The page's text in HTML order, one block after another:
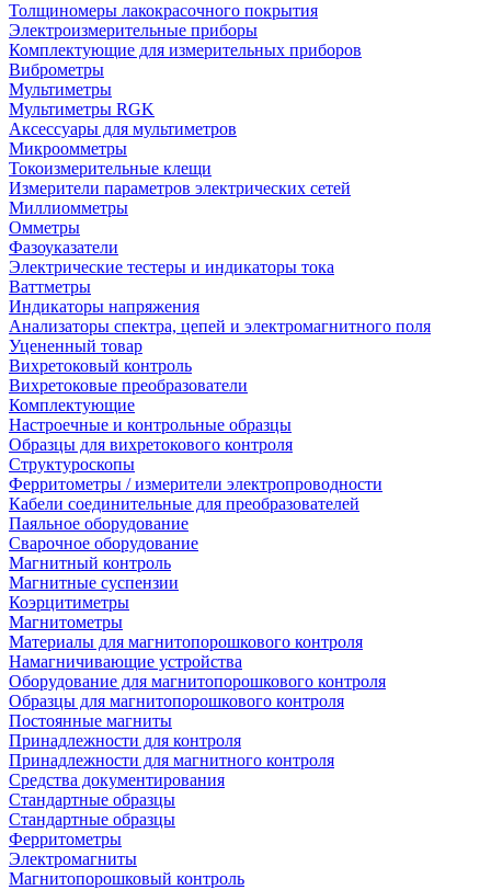
Толщиномеры лакокрасочного покрытия
Электроизмерительные приборы
Комплектующие для измерительных приборов
Виброметры
Мультиметры
Мультиметры RGK
Аксессуары для мультиметров
Микроомметры
Токоизмерительные клещи
Измерители параметров электрических сетей
Миллиомметры
Омметры
Фазоуказатели
Электрические тестеры и индикаторы тока
Ваттметры
Индикаторы напряжения
Анализаторы спектра, цепей и электромагнитного поля
Уцененный товар
Вихретоковый контроль
Вихретоковые преобразователи
Комплектующие
Настроечные и контрольные образцы
Образцы для вихретокового контроля
Структуроскопы
Ферритометры / измерители электропроводности
Кабели соединительные для преобразователей
Паяльное оборудование
Сварочное оборудование
Магнитный контроль
Магнитные суспензии
Коэрцитиметры
Магнитометры
Материалы для магнитопорошкового контроля
Намагничивающие устройства
Оборудование для магнитопорошкового контроля
Образцы для магнитопорошкового контроля
Постоянные магниты
Принадлежности для контроля
Принадлежности для магнитного контроля
Средства документирования
Стандартные образцы
Стандартные образцы
Ферритометры
Электромагниты
Магнитопорошковый контроль